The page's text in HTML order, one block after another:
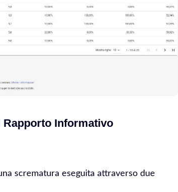
Informativo
scrematura eseguita attraverso due